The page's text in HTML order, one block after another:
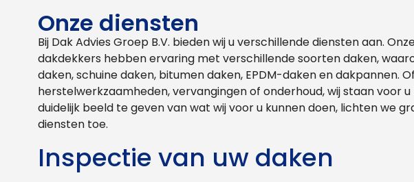
Onze diensten
Bij Dak Advies Groep B.V. bieden wij u verschillende diensten aan.
dakdekkers hebben ervaring met verschillende soorten daken,
daken, schuine daken, bitumen daken, EPDM-daken en dakpannen.
herstelwerkzaamheden, vervangingen of onderhoud, wij staan voor u
duidelijk beeld te geven van wat wij voor u kunnen doen, lichten we
diensten toe.
Inspectie van uw daken